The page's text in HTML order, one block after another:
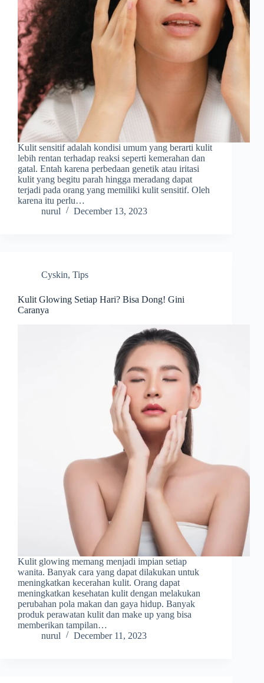
Kulit sensitif adalah kondisi umum yang berarti kulit
lebih rentan terhadap reaksi seperti kemerahan dan
gatal. Entah karena perbedaan genetik atau iritasi
kulit yang begitu parah hingga meradang dapat
terjadi pada orang yang memiliki kulit sensitif. Oleh
karena itu perlu…
nurul
December 13, 2023
Cyskin, Tips
Kulit Glowing Setiap Hari? Bisa Dong! Gini
Caranya
Kulit glowing memang menjadi impian setiap
wanita. Banyak cara yang dapat dilakukan untuk
meningkatkan kecerahan kulit. Orang dapat
meningkatkan kesehatan kulit dengan melakukan
perubahan pola makan dan gaya hidup. Banyak
produk perawatan kulit dan make up yang bisa
memberikan tampilan…
nurul
December 11, 2023